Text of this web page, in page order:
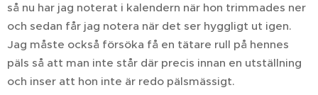
så nu har jag noterat i kalendern när hon trimmades ner
och sedan får jag notera när det ser hyggligt ut igen.
Jag måste också försöka få en tätare rull på hennes
päls så att man inte står där precis innan en utställning
och inser att hon inte är redo pälsmässigt.